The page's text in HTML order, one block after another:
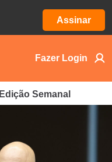
Assinar
Fazer Login
Edição Semanal